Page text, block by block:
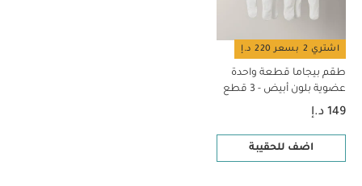
اشتري 2 بسعر 220 د.إ
طقم بيجاما قطعة واحدة
عضوية بلون أبيض - 3 قطع
149 د.إ
اضف للحقيبة